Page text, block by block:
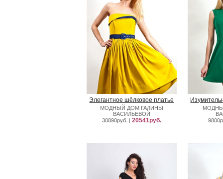
Элегантное шёлковое платье
МОДНЫЙ ДОМ ГАЛИНЫ
ВАСИЛЬЕВОЙ
30890руб. | 20541руб.